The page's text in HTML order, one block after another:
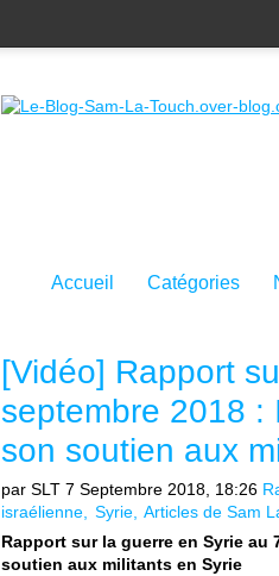
Accueil Catégories
[Vidéo] Rapport
septembre 2018 :
son soutien aux
par SLT 7 Septembre 2018, 18:26
israélienne
Syrie Articles de Sam
Rapport sur la guerre en Syrie
soutien aux militants en Syrie